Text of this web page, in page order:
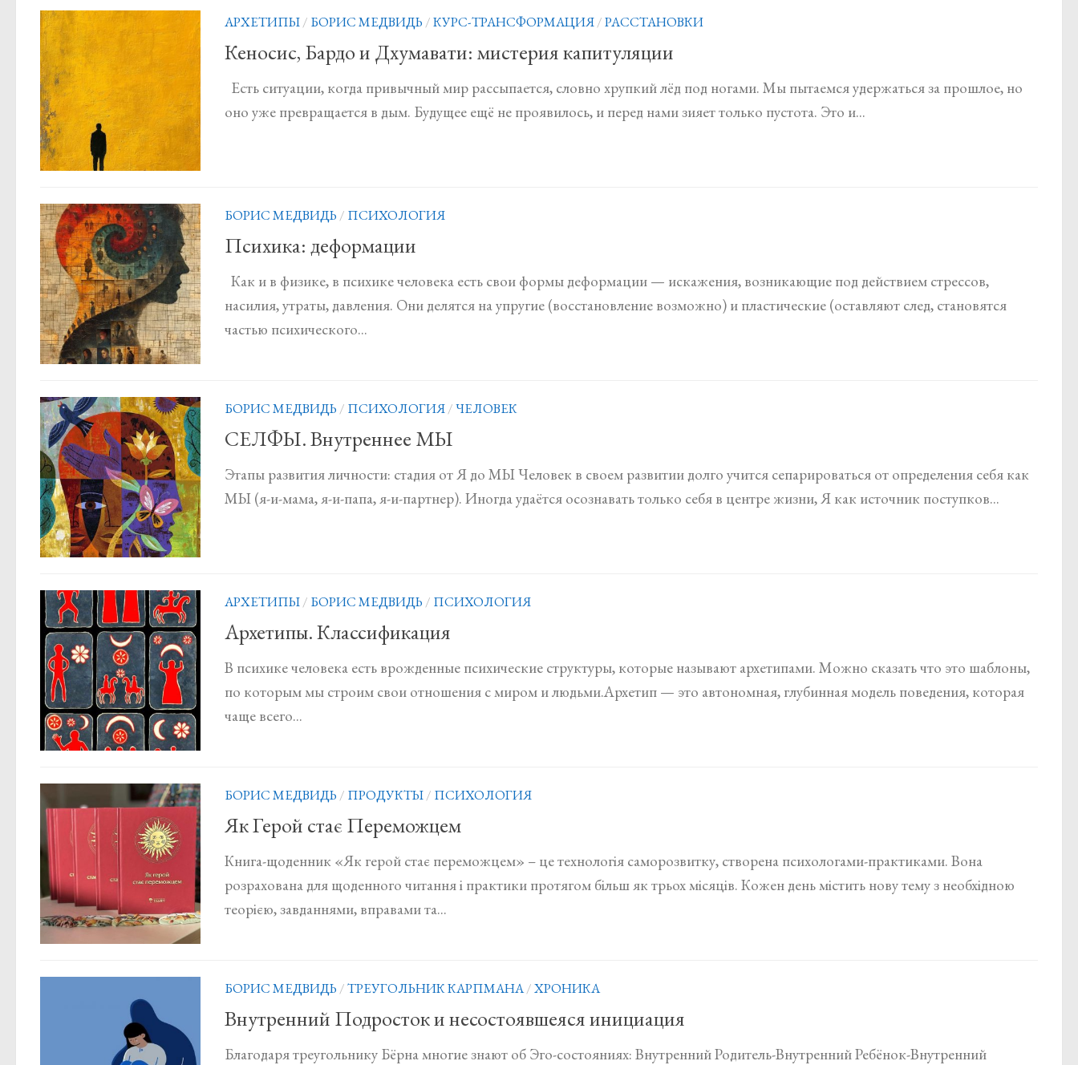
АРХЕТИПЫ/ БОРИС МЕДВИДЬ /КУРС-ТРАНСФОРМАЦИЯ/РАССТАНОВКИ
Кеносис, Бардо и Дхумавати: мистерия капитуляции
Есть ситуации, когда привычный мир рассыпается, словно хрупкий лёд под ногами. Мы пытаемся удержаться за прошлое, но
оно уже превращается в дым. Будущее ещё не проявилось, и перед нами зияет только пустота. Это и...
БОРИС МЕДВИДЬ / ПСИХОЛОГИЯ
Психика: деформации
Как и в физике, в психике человека есть свои формы деформации — искажения, возникающие под действием стрессов,
насилия, утраты, давления. Они делятся на упругие (восстановление возможно) и пластические (оставляют след, становятся
частью психического...
БОРИС МЕДВИДЬ / ПСИХОЛОГИЯ/ЧЕЛОВЕК
СЕЛФЫ. Внутреннее МЫ
Этапы развития личности: стадия от Я до МЫ Человек в своем развитии долго учится сепарироваться от определения себя как
МЫ (я-и-мама, я-и-папа, я-и-партнер). Иногда удаётся осознавать только себя в центре жизни, Я как источник поступков...
АРХЕТИПЫ/ БОРИС МЕДВИДЬ / ПСИХОЛОГИЯ
Архетипы. Классификация
В психике человека есть врожденные психические структуры, которые называют архетипами. Можно сказать что это шаблоны,
по которым мы строим свои отношения с миром и людьми.Архетип — это автономная, глубинная модель поведения, которая
чаще всего...
БОРИС МЕДВИДЬ / ПРОДУКТЫ/ ПСИХОЛОГИЯ
Як Герой стає Переможцем
Книга-щоденник «Як герой стає переможцем» – це технологія саморозвитку, створена психологами-практиками. Вона
розрахована для щоденного читання і практики протягом більш як трьох місяців. Кожен день містить нову тему з необхідною
теорією, завданнями, вправами та...
БОРИС МЕДВИДЬ /ТРЕУГОЛЬНИК КАРПМАНА/ХРОНИКА
Внутренний Подросток и несостоявшеяся инициация
Благодаря треугольнику Бёрна многие знают об Эго-состояниях: Внутренний Родитель-Внутренний Ребёнок-Внутренний